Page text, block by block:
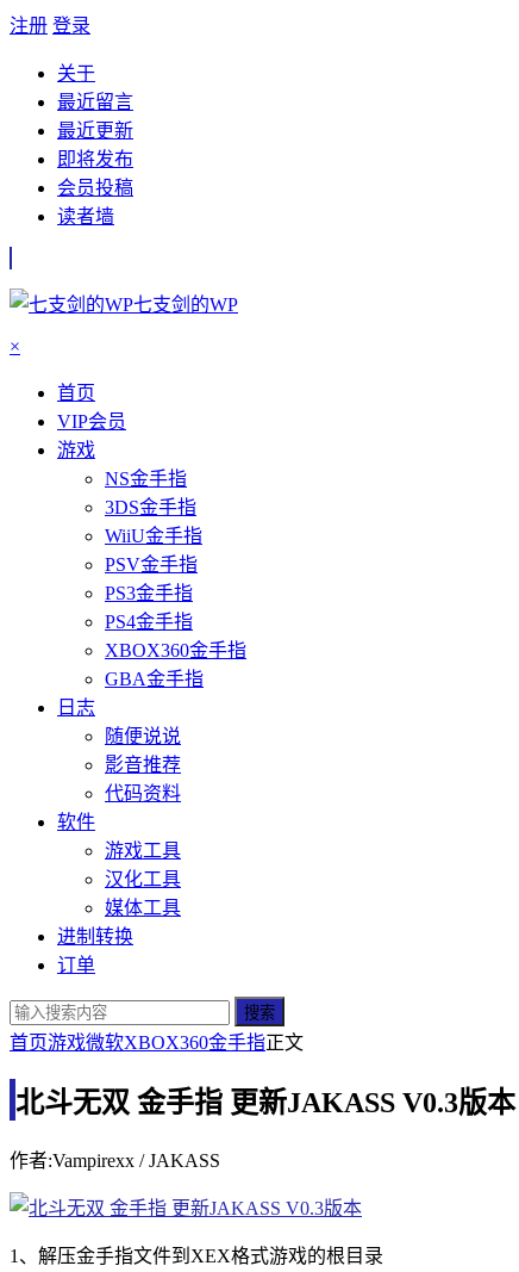
注册 登录
关于
最近留言
最近更新
即将发布
会员投稿
读者墙
七支剑的WP
×
首页
VIP会员
游戏
NS金手指
3DS金手指
WiiU金手指
PSV金手指
PS3金手指
PS4金手指
XBOX360金手指
GBA金手指
日志
随便说说
影音推荐
代码资料
软件
游戏工具
汉化工具
媒体工具
进制转换
订单
搜索
首页游戏微软XBOX360金手指正文
北斗无双 金手指 更新JAKASS V0.3版本
作者:Vampirexx / JAKASS
1、解压金手指文件到XEX格式游戏的根目录